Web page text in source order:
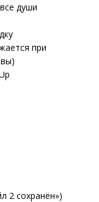
души
при
2 сохранён»)